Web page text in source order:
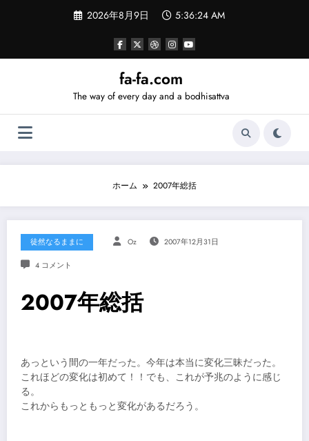
ツ
2026年8月9日 5:36:25 AM
fa-fa.com
The way of every day and a bodhisattva
ホーム 2007年総括
徒然なるままに Oz 2007年12月31日
4 コメント
2007年総括
あっという間の一年だった。今年は本当に変化三昧だった。
これほどの変化は初めて！！でも、これが予兆のように感じ
る。
これからもっともっと変化があるだろう。